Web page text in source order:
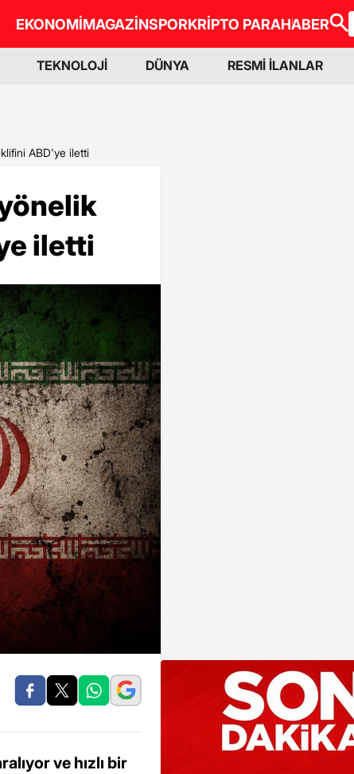
EKONOMİMAGAZİNSPORKRİPTO PARAHABER
TEKNOLOJİ DÜNYA RESMİ İLANLAR
ABD'ye iletti
iletti
ve hızlı bir